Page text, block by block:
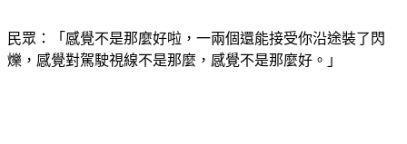
民眾：「感覺不是那麼好啦，一兩個還能接受你沿途裝了閃
爍，感覺對駕駛視線不是那麼，感覺不是那麼好。」